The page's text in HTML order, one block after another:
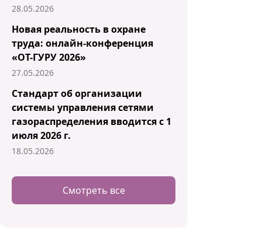
28.05.2026
Новая реальность в охране
труда: онлайн-конференция
«ОТ-ГУРУ 2026»
27.05.2026
Стандарт об организации
системы управления сетями
газораспределения вводится с 1
июля 2026 г.
18.05.2026
Смотреть все